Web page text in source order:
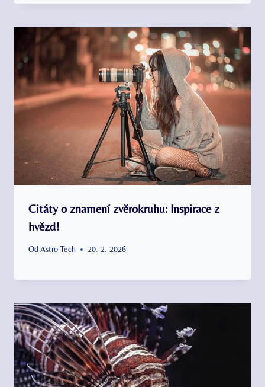
Citáty o znamení zvěrokruhu: Inspirace z
hvězd!
OdAstro Tech 20. 2. 2026